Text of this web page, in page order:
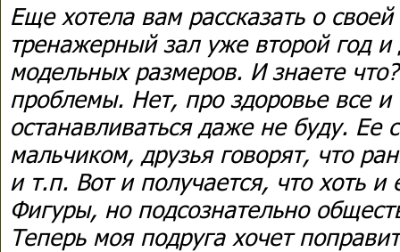
Еще хотела вам рассказать о
тренажерный зал уже второй год и
модельных размеров. И знаете
проблемы. Нет, про здоровье все и
останавливаться даже не буду. Ее
мальчиком, друзья говорят, что
и т.п. Вот и получается, что хоть
Фигуры, но подсознательно
Теперь моя подруга хочет